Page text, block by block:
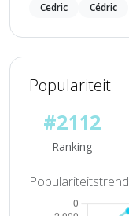
Cedric Cédric
Populariteit
#2112
Ranking
Populariteitstrend